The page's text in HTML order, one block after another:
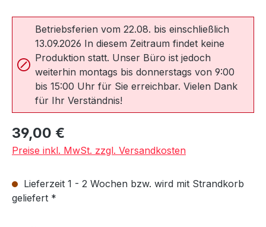
Betriebsferien vom 22.08. bis einschließlich
13.09.2026 In diesem Zeitraum findet keine
Produktion statt. Unser Büro ist jedoch
weiterhin montags bis donnerstags von 9:00
bis 15:00 Uhr für Sie erreichbar. Vielen Dank
für Ihr Verständnis!
Regulärer Preis:
39,00 €
Preise inkl. MwSt. zzgl. Versandkosten
Lieferzeit 1 - 2 Wochen bzw. wird mit Strandkorb
geliefert *